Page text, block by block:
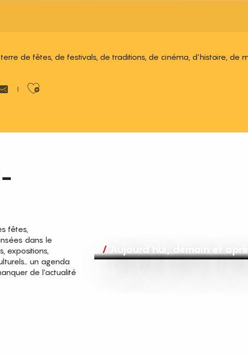
terre de fêtes, de festivals, de traditions, de cinéma, d’histoire, de
Ajouter aux favoris
fêtes,
dans le
expositions,
un agenda
de l’actualité
Aujourd’hui, demain et